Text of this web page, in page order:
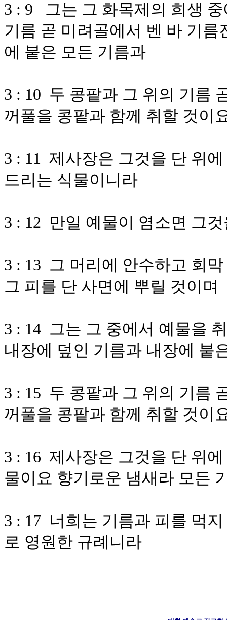
3 : 9 그는 그 화목제의 희생
기름 곧 미려골에서 벤 바 기
에 붙은 모든 기름과
3 : 10 두 콩팥과 그 위의 기름
꺼풀을 콩팥과 함께 취할 것이
3 : 11 제사장은 그것을 단 위
드리는 식물이니라
3 : 12 만일 예물이 염소면 그
3 : 13 그 머리에 안수하고 회
그 피를 단 사면에 뿌릴 것이며
3 : 14 그는 그 중에서 예물을
내장에 덮인 기름과 내장에 붙
3 : 15 두 콩팥과 그 위의 기름
꺼풀을 콩팥과 함께 취할 것이
3 : 16 제사장은 그것을 단 위
물이요 향기로운 냄새라 모든
3 : 17 너희는 기름과 피를 먹
로 영원한 규례니라